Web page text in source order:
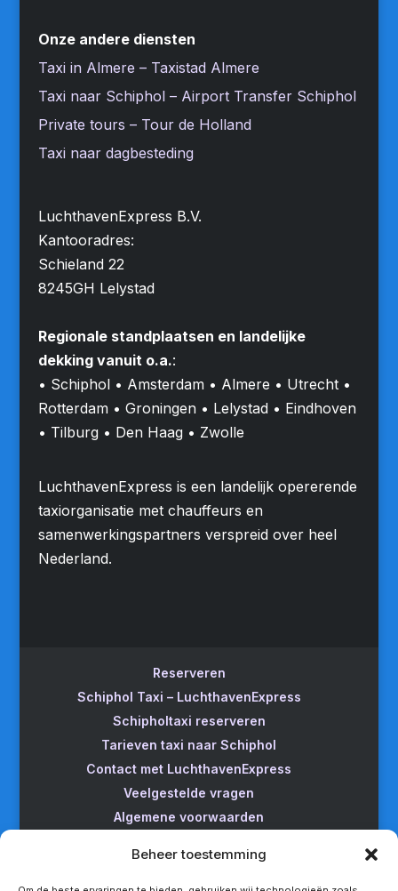
Beheer toestemming
Onze andere diensten
Taxi in Almere – Taxistad Almere
Taxi naar Schiphol – Airport Transfer Schiphol
Private tours – Tour de Holland
Taxi naar dagbesteding
LuchthavenExpress B.V.
Kantooradres:
Schieland 22
8245GH Lelystad
Regionale standplaatsen en landelijke
dekking vanuit o.a.:
• Schiphol • Amsterdam • Almere • Utrecht •
Rotterdam • Groningen • Lelystad • Eindhoven
• Tilburg • Den Haag • Zwolle
LuchthavenExpress is een landelijk opererende
taxiorganisatie met chauffeurs en
samenwerkingspartners verspreid over heel
Nederland.
Reserveren
Schiphol Taxi – LuchthavenExpress
Schipholtaxi reserveren
Tarieven taxi naar Schiphol
Contact met LuchthavenExpress
Veelgestelde vragen
Algemene voorwaarden